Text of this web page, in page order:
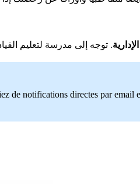
de notifications directes par email